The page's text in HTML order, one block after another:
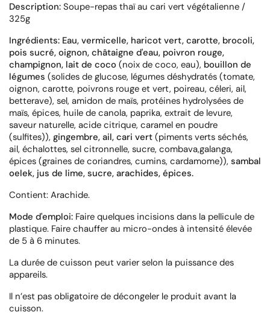
Description: Soupe-repas thaï au cari vert végétalienne /
325g
Ingrédients: Eau, vermicelle, haricot vert, carotte, brocoli,
pois sucré, oignon, châtaigne d'eau, poivron rouge,
champignon, lait de coco (noix de coco, eau), bouillon de
légumes (solides de glucose, légumes déshydratés (tomate,
oignon, carotte, poivrons rouge et vert, poireau, céleri, ail,
betterave), sel, amidon de maïs, protéines hydrolysées de
maïs, épices, huile de canola, paprika, extrait de levure,
saveur naturelle, acide citrique, caramel en poudre
(sulfites)), gingembre, ail, cari vert (piments verts séchés,
ail, échalottes, sel citronnelle, sucre, combava,galanga,
épices (graines de coriandres, cumins, cardamome)), sambal
oelek, jus de lime, sucre, arachides, épices.
Contient: Arachide.
Mode d'emploi: Faire quelques incisions dans la pellicule de
plastique. Faire chauffer au micro-ondes à intensité élevée
de 5 à 6 minutes.
La durée de cuisson peut varier selon la puissance des
appareils.
Il n’est pas obligatoire de décongeler le produit avant la
cuisson.